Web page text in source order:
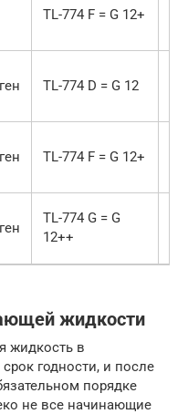
TL-774 F = G 12+
TL-774 D = G 12
TL-774 F = G 12+
TL-774 G = G
12++
жидкости
жидкость в
годности, и после
порядке
не все начинающие